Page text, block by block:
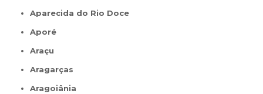
Aparecida do Rio Doce
Aporé
Araçu
Aragarças
Aragoiânia